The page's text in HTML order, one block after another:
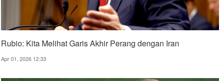
Rubio: Kita Melihat Garis Akhir Perang dengan Iran
Apr 01, 2026 12:33